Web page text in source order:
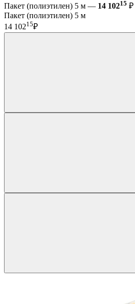
Пакет (полиэтилен) 5 м — 14 10215 ₽
Пакет (полиэтилен) 5 м
14 10215₽